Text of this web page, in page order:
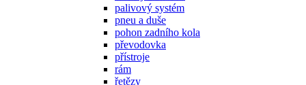
palivový systém
pneu a duše
pohon zadního kola
převodovka
přístroje
rám
řetězy